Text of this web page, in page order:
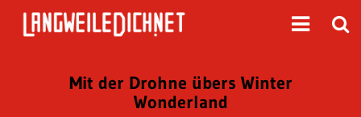
Mit der Drohne übers Winter
Wonderland